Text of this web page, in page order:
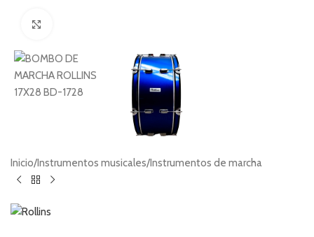
Inicio/Instrumentos musicales/Instrumentos de marcha